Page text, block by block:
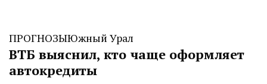
ПРОГНОЗЫЮжный Урал
ВТБ выяснил, кто чаще оформляет
автокредиты